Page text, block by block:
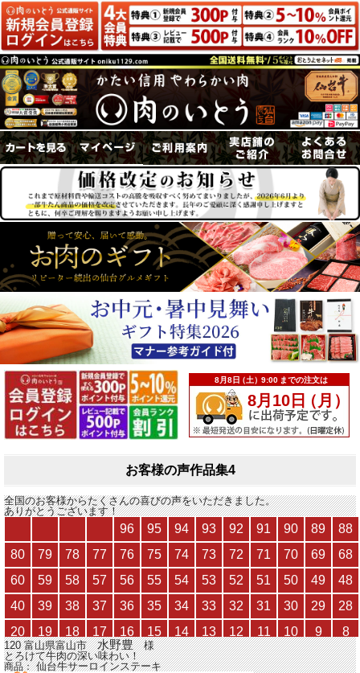
お客様の声作品集4
全国のお客様からたくさんの喜びの声をいただきました。
ありがとうございます！
120 富山県富山市水野豊様
とろけて牛肉の深い味わい！
商品：仙台牛サーロインステーキ